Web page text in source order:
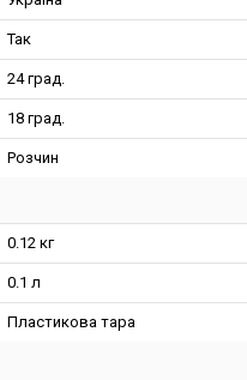
Так
24 град.
18 град.
Розчин
0.12 кг
0.1 л
Пластикова тара